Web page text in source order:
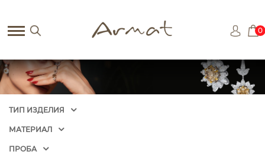
0
ТИП ИЗДЕЛИЯ
МАТЕРИАЛ
ПРОБА